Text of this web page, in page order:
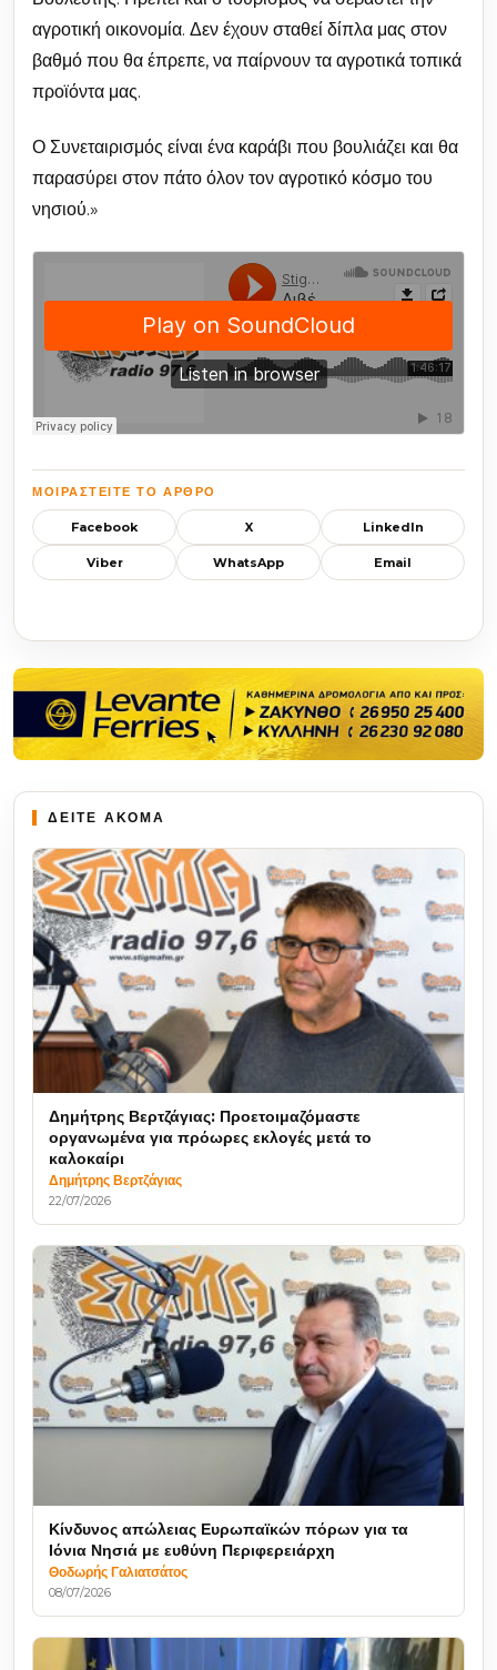
αγροτική οικονομία. Δεν έχουν σταθεί δίπλα μας στον
βαθμό που θα έπρεπε, να παίρνουν τα αγροτικά τοπικά
προϊόντα μας.
Ο Συνεταιρισμός είναι ένα καράβι που βουλιάζει και θα
παρασύρει στον πάτο όλον τον αγροτικό κόσμο του
νησιού.»
ΜΟΙΡΑΣΤΕΊΤΕ ΤΟ ΆΡΘΡΟ
Facebook X LinkedIn
Viber WhatsApp Email
ΔΕΙΤΕ ΑΚΟΜΑ
Δημήτρης Βερτζάγιας: Προετοιμαζόμαστε
οργανωμένα για πρόωρες εκλογές μετά το
καλοκαίρι
Δημήτρης Βερτζάγιας
22/07/2026
Κίνδυνος απώλειας Ευρωπαϊκών πόρων για τα
Ιόνια Νησιά με ευθύνη Περιφερειάρχη
Θοδωρής Γαλιατσάτος
08/07/2026